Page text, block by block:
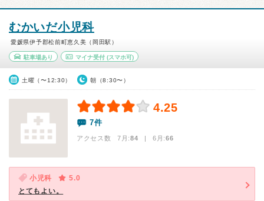
むかいだ小児科
愛媛県伊予郡松前町恵久美（岡田駅）
駐車場あり マイナ受付(スマホ可)
土曜（〜12:30） 朝（8:30〜）
4.25
7件
アクセス数 7月:84 | 6月:66
小児科
5.0
とてもよい。